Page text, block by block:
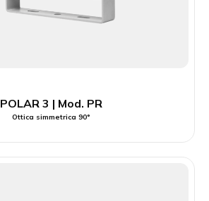
POLAR 3 | Mod. PR
Ottica simmetrica 90°